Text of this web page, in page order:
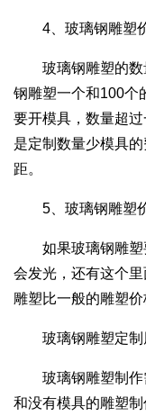
4、玻璃钢雕塑价
玻璃钢雕塑的数
钢雕塑一个和100个
要开模具，数量超
是定制数量少模具
距。
5、玻璃钢雕塑价
如果玻璃钢雕塑
会发光，还有这个
雕塑比一般的雕塑价
玻璃钢雕塑定制
玻璃钢雕塑制作
和没有模具的雕塑